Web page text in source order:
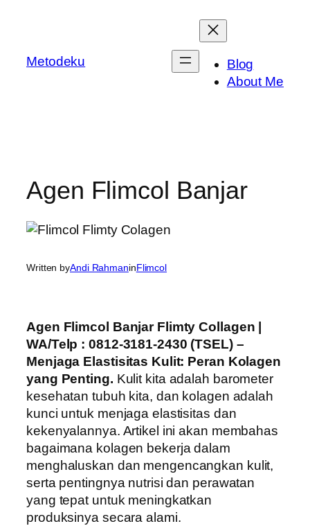
Metodeku
Blog
About Me
Agen Flimcol Banjar
Written byAndi RahmaninFlimcol
Agen Flimcol Banjar Flimty Collagen |
WA/Telp : 0812-3181-2430 (TSEL) –
Menjaga Elastisitas Kulit: Peran Kolagen
yang Penting. Kulit kita adalah barometer
kesehatan tubuh kita, dan kolagen adalah
kunci untuk menjaga elastisitas dan
kekenyalannya. Artikel ini akan membahas
bagaimana kolagen bekerja dalam
menghaluskan dan mengencangkan kulit,
serta pentingnya nutrisi dan perawatan
yang tepat untuk meningkatkan
produksinya secara alami.